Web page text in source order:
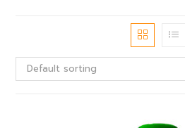
Default sorting